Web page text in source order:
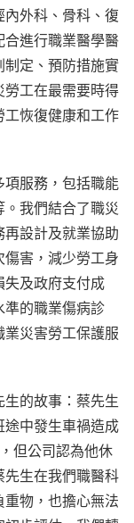
外科、骨科、復
進行職業醫學醫
定、預防措施實
工在最需要時得
工恢復健康和工作
服務，包括職能
我們結合了職災
設計及就業協助
害，減少勞工身
失及政府支付成
準的職業傷病診
災害勞工保護服
的故事：蔡先生
途中發生車禍造成
但公司認為他休
生在我們職醫科
物，也擔心無法